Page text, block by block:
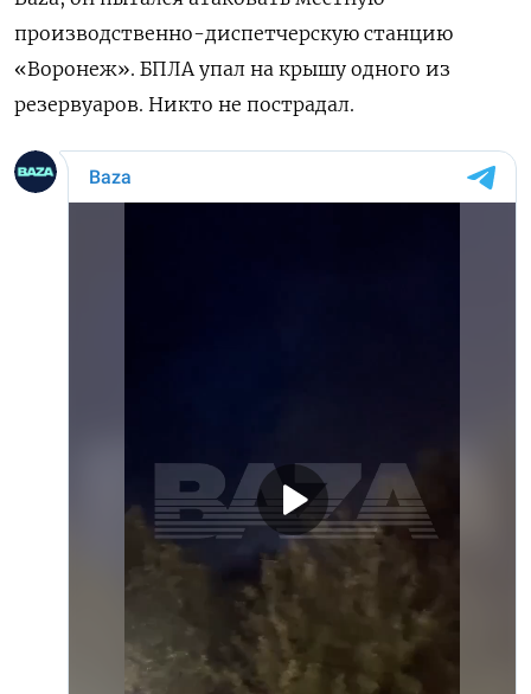
производственно-диспетчерскую станцию
«Воронеж». БПЛА упал на крышу одного из
резервуаров. Никто не пострадал.